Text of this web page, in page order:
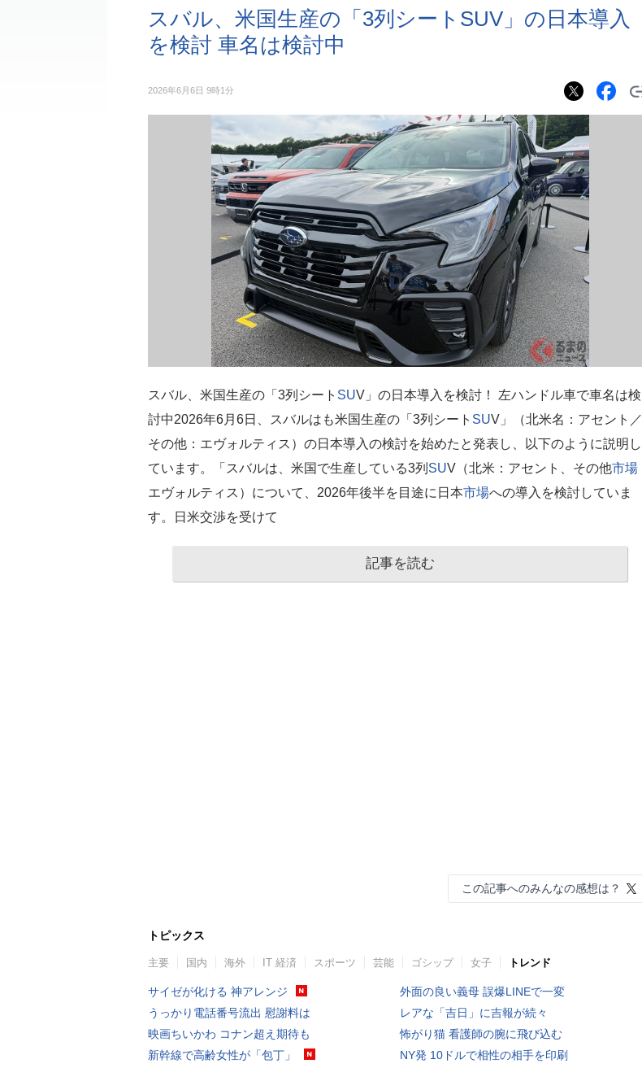
スバル、米国生産の「3列シートSUV」の日本導入
を検討 車名は検討中
2026年6月6日 9時1分
スバル、米国生産の「3列シート SUV」の日本導入を検討！ 左ハンドル車で車名は検
討中2026年6月6日、スバルはも米国生産の「3列シート SUV」（北米名：アセント／
その他：エヴォルティス）の日本導入の検討を始めたと発表し、以下のように説明し
ています。「スバルは、米国で生産している3列 SUV（北米：アセント、その他市場
エヴォルティス）について、2026年後半を目途に日本市場への導入を検討していま
す。日米交渉を受けて
記事を読む
この記事へのみんなの感想は？
トピックス
主要 国内 海外 IT 経済 スポーツ 芸能 ゴシップ 女子 トレンド
サイゼが化ける 神アレンジ
うっかり電話番号流出 慰謝料は
映画ちいかわ コナン超え期待も
新幹線で高齢女性が「包丁」
外面の良い義母 誤爆LINEで一変
レアな「吉日」に吉報が続々
怖がり猫 看護師の腕に飛び込む
NY発 10ドルで相性の相手を印刷